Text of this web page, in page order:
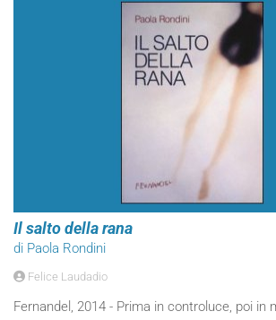
Il salto della rana
di Paola Rondini
Felice Laudadio
Fernandel, 2014 - Prima in controluce, poi in